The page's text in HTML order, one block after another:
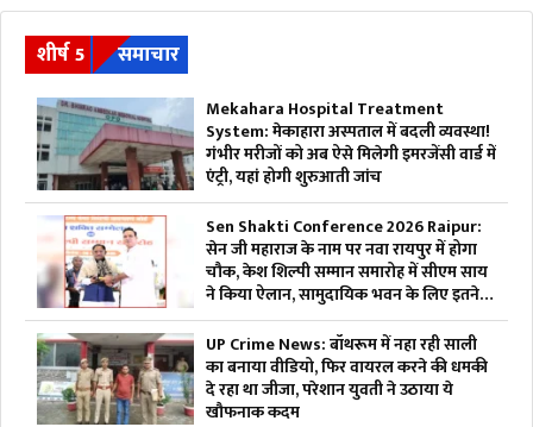
शीर्ष 5 समाचार
Mekahara Hospital Treatment
System: मेकाहारा अस्पताल में बदली व्यवस्था!
गंभीर मरीजों को अब ऐसे मिलेगी इमरजेंसी वार्ड में
एंट्री, यहां होगी शुरुआती जांच
Sen Shakti Conference 2026 Raipur:
सेन जी महाराज के नाम पर नवा रायपुर में होगा
चौक, केश शिल्पी सम्मान समारोह में सीएम साय
ने किया ऐलान, सामुदायिक भवन के लिए इतने
लाख रुपए देगी सरकार
UP Crime News: बॉथरूम में नहा रही साली
का बनाया वीडियो, फिर वायरल करने की धमकी
दे रहा था जीजा, परेशान युवती ने उठाया ये
खौफनाक कदम